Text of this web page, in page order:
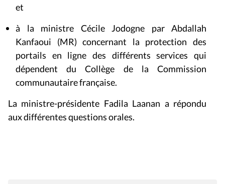
et
à la ministre Cécile Jodogne par Abdallah
Kanfaoui (MR) concernant la protection des
portails en ligne des différents services qui
dépendent du Collège de la Commission
communautaire française.
La ministre-présidente Fadila Laanan a répondu
aux différentes questions orales.